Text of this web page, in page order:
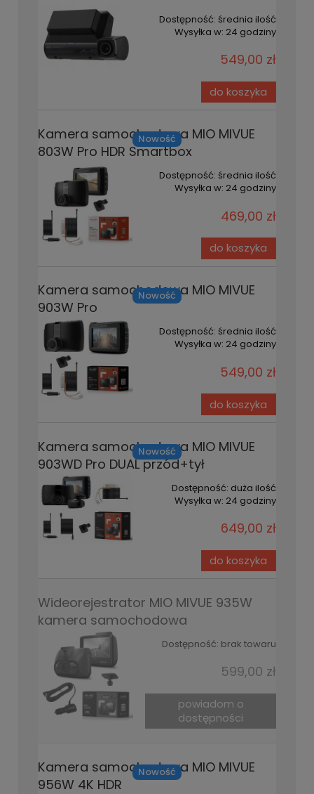
Dostępność: średnia ilość
Wysyłka w: 24 godziny
549,00 zł
do koszyka
Kamera samochodowa MIO MIVUE
803W Pro HDR Smartbox
Dostępność: średnia ilość
Wysyłka w: 24 godziny
469,00 zł
do koszyka
Nowość
Kamera samochodowa MIO MIVUE
903W Pro
Dostępność: średnia ilość
Wysyłka w: 24 godziny
549,00 zł
do koszyka
Nowość
Kamera samochodowa MIO MIVUE
903WD Pro DUAL przód+tył
Dostępność: duża ilość
Wysyłka w: 24 godziny
649,00 zł
do koszyka
Nowość
Wideorejestrator MIO MIVUE 935W
kamera samochodowa
Dostępność: brak towaru
599,00 zł
powiadom o
dostępności
Kamera samochodowa MIO MIVUE
956W 4K HDR
Nowość